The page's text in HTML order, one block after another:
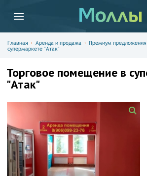
Главная Аренда и продажа Премиум предложения
супермаркете "Атак"
Торговое помещение в
"Атак"